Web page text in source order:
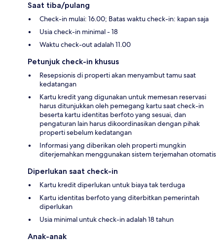
Saat tiba/pulang
Check-in mulai: 16.00; Batas waktu check-in: kapan saja
Usia check-in minimal - 18
Waktu check-out adalah 11.00
Petunjuk check-in khusus
Resepsionis di properti akan menyambut tamu saat
kedatangan
Kartu kredit yang digunakan untuk memesan reservasi
harus ditunjukkan oleh pemegang kartu saat check-in
beserta kartu identitas berfoto yang sesuai, dan
pengaturan lain harus dikoordinasikan dengan pihak
properti sebelum kedatangan
Informasi yang diberikan oleh properti mungkin
diterjemahkan menggunakan sistem terjemahan otomatis
Diperlukan saat check-in
Kartu kredit diperlukan untuk biaya tak terduga
Kartu identitas berfoto yang diterbitkan pemerintah
diperlukan
Usia minimal untuk check-in adalah 18 tahun
Anak-anak